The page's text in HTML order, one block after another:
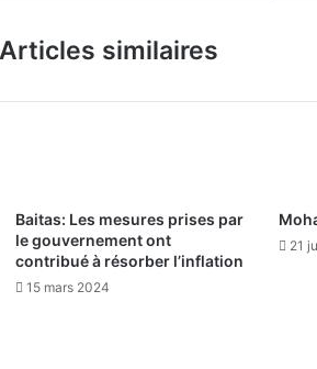
Articles similaires
Baitas: Les mesures prises par
le gouvernement ont
contribué à résorber l’inflation
15 mars 2024
21